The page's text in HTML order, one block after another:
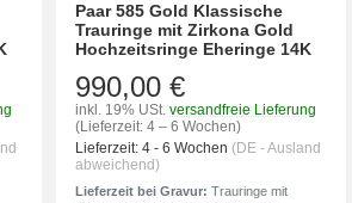
Paar 585 Gold Klassische
Trauringe mit Zirkona Gold
Hochzeitsringe Eheringe 14K
990,00 €
inkl. 19% USt. versandfreie Lieferung
(Lieferzeit: 4 – 6 Wochen)
Lieferzeit: 4 - 6 Wochen (DE - Ausland
abweichend)
Lieferzeit bei Gravur: Trauringe mit